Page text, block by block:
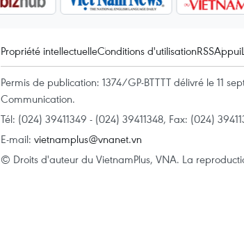
Propriété intellectuelleConditions d'utilisationRSSAppui
Permis de publication: 1374/GP-BTTTT délivré le 11
Communication.
Tél: (024) 39411349 - (024) 39411348, Fax: (024)
E-mail: vietnamplus@vnanet.vn
© Droits d'auteur du VietnamPlus, VNA. La